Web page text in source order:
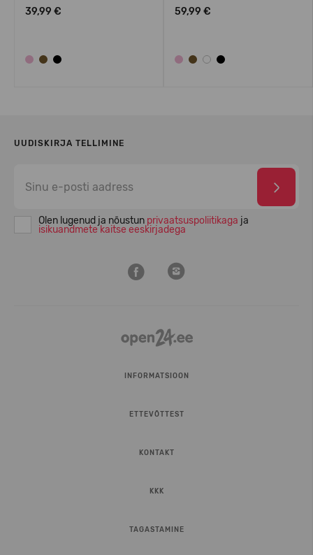
39,99 €
59,99 €
UUDISKIRJA TELLIMINE
Olen lugenud ja nõustun privaatsuspoliitikaga ja
isikuandmete kaitse eeskirjadega
INFORMATSIOON
ETTEVÕTTEST
KONTAKT
KKK
TAGASTAMINE